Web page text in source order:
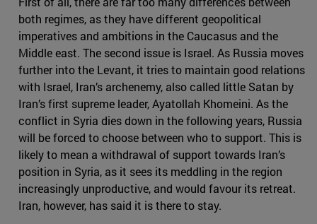
both regimes, as they have different geopolitical
imperatives and ambitions in the Caucasus and the
Middle east. The second issue is Israel. As Russia moves
further into the Levant, it tries to maintain good relations
with Israel, Iran’s archenemy, also called little Satan by
Iran’s first supreme leader, Ayatollah Khomeini. As the
conflict in Syria dies down in the following years, Russia
will be forced to choose between who to support. This is
likely to mean a withdrawal of support towards Iran’s
position in Syria, as it sees its meddling in the region
increasingly unproductive, and would favour its retreat.
Iran, however, has said it is there to stay.